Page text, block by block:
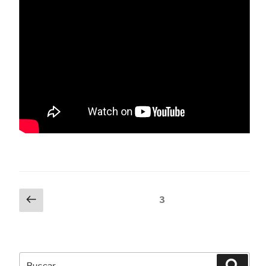
Paginación
de
Página
anterior
Página3